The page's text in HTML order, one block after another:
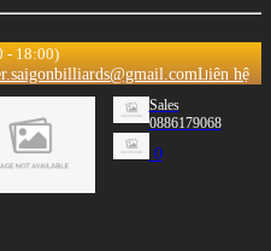
- 18:00)
Liên hệ
Sales
0886179068
0